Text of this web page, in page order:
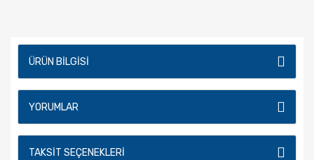
ÜRÜN BILGISI
YORUMLAR
TAKSIT SEÇENEKLERI